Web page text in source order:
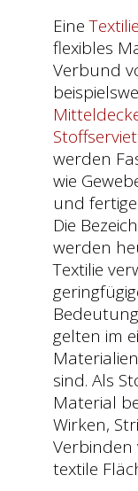
EineTextilie
flexibles
Verbund
werden
wie
und
Die
werden
Textilie
gelten im
sind. Als
Material
Wirken,
Verbinden
textile